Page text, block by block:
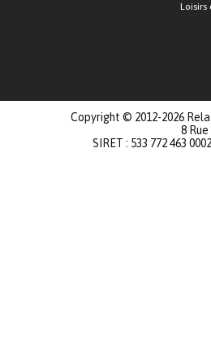
Loisirs
Copyright © 2012-2026
8
SIRET : 533 772 463